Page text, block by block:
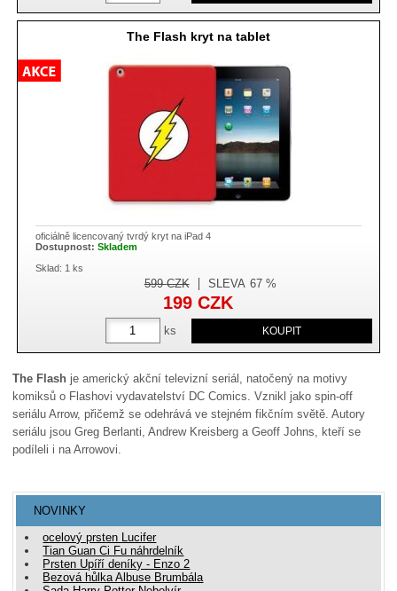
The Flash kryt na tablet
oficiálně licencovaný tvrdý kryt na iPad 4
Dostupnost:Skladem
Sklad: 1 ks
ks
199CZK
SLEVA 67 %
599CZK
The Flash je americký akční televizní seriál, natočený na motivy
komiksů o Flashovi vydavatelství DC Comics. Vznikl jako spin-off
seriálu Arrow, přičemž se odehrává ve stejném fikčním světě. Autory
seriálu jsou Greg Berlanti, Andrew Kreisberg a Geoff Johns, kteří se
podíleli i na Arrowovi.
NOVINKY
ocelový prsten Lucifer
Tian Guan Ci Fu náhrdelník
Prsten Upíří deníky - Enzo 2
Bezová hůlka Albuse Brumbála